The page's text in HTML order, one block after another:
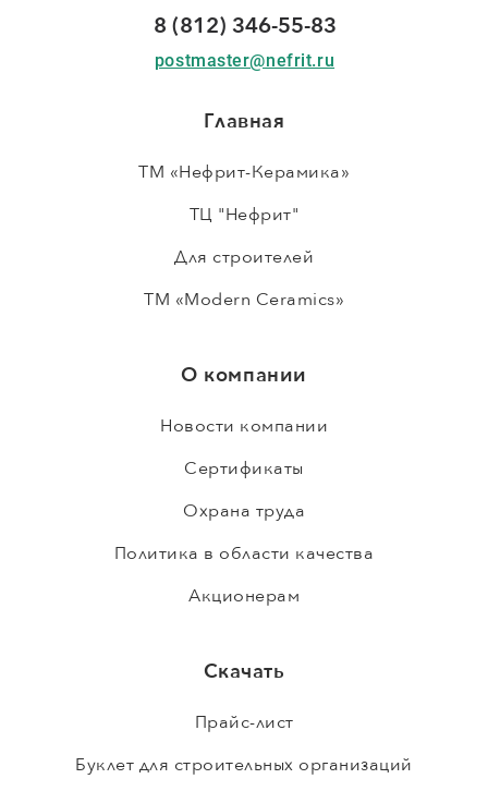
8 (812) 346-55-83
postmaster@nefrit.ru
Главная
ТМ «Нефрит-Керамика»
ТЦ "Нефрит"
Для строителей
ТМ «Modern Ceramics»
О компании
Новости компании
Сертификаты
Охрана труда
Политика в области качества
Акционерам
Скачать
Прайс-лист
Буклет для строительных организаций